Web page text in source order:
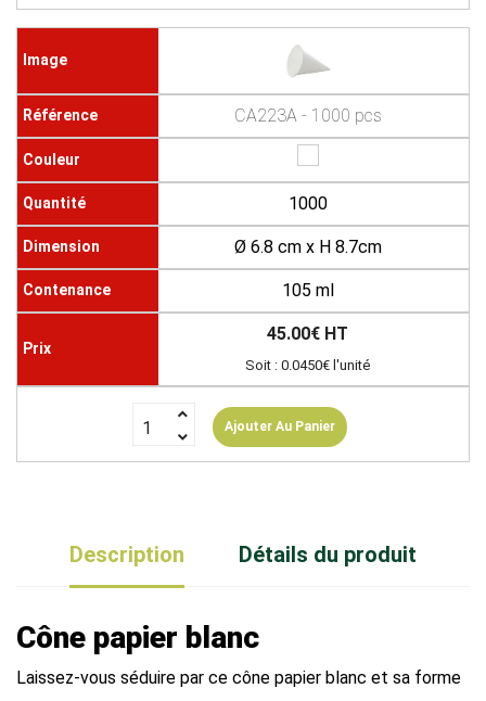
CA223A - 1000 pcs
1000
Ø 6.8 cm x H 8.7cm
105 ml
45.00€ HT
Soit : 0.0450€ l'unité
Ajouter Au Panier
Description Détails du produit
Cône papier blanc
Laissez-vous séduire par ce cône papier blanc et sa forme